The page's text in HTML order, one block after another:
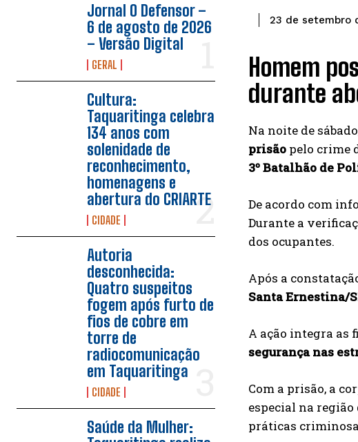
Jornal O Defensor –
6 de agosto de 2026
– Versão Digital
GERAL
Cultura:
Taquaritinga celebra
134 anos com
solenidade de
reconhecimento,
homenagens e
abertura do CRIARTE
CIDADE
Autoria
desconhecida:
Quatro suspeitos
fogem após furto de
fios de cobre em
torre de
radiocomunicação
em Taquaritinga
CIDADE
Saúde da Mulher:
23 de setembro
Homem
durante
Na noite de
prisão pelo crime
3º Batalhão de
De acordo com
Durante a
dos ocupantes.
Após a
Santa Ernestina/
A ação integra as
segurança nas
Com a prisão, a
especial na
práticas